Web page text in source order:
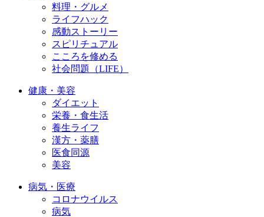
料理・グルメ
ライフハック
感動ストーリー
スピリチュアル
こころを修める
社会問題（LIFE）
健康・美容
ダイエット
栄養・食生活
養生ライフ
漢方・薬膳
医食同源
美容
病気・医療
コロナウイルス
病気